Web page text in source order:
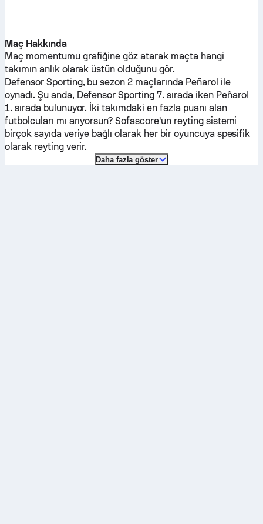
Maç Hakkında
Maç momentumu grafiğine göz atarak maçta hangi
takımın anlık olarak üstün olduğunu gör.
Defensor Sporting, bu sezon 2 maçlarında Peñarol ile
oynadı. Şu anda, Defensor Sporting 7. sırada iken Peñarol
1. sırada bulunuyor. İki takımdaki en fazla puanı alan
futbolcuları mı arıyorsun? Sofascore'un reyting sistemi
birçok sayıda veriye bağlı olarak her bir oyuncuya spesifik
olarak reyting verir.
Daha fazla göster